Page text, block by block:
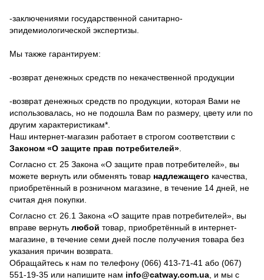
-заключениями государственной санитарно-
эпидемиологической экспертизы.
Мы также гарантируем:
-возврат денежных средств по некачественной продукции
-возврат денежных средств по продукции, которая Вами не
использовалась, но не подошла Вам по размеру, цвету или по
другим характеристикам*.
Наш интернет-магазин работает в строгом соответствии с
Законом «О защите прав потребителей»
Согласно ст. 25 Закона «О защите прав потребителей», вы
можете вернуть или обменять товар надлежащего качества,
приобретённый в розничном магазине, в течение 14 дней, не
считая дня покупки.
Согласно ст. 26.1 Закона «О защите прав потребителей», вы
вправе вернуть любой товар, приобретённый в интернет-
магазине, в течение семи дней после получения товара без
указания причин возврата.
Обращайтесь к нам по телефону (066) 413-71-41 або (067)
551-19-35 или напишите нам info@catway.com.ua , и мы с